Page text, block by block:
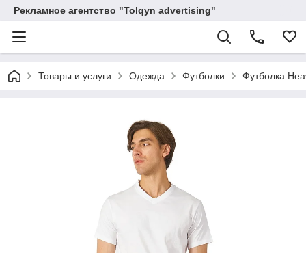
Рекламное агентство "Tolqyn advertising"
Товары и услуги Одежда Футболки Футболка